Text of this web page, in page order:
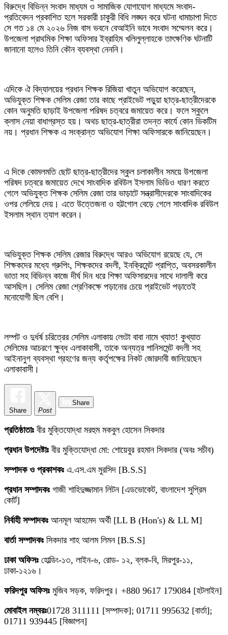
বিরুদ্ধে বিভিন্ন সংবাদ মাধ্যম ও সামাজিক যোগাযোগ মাধ্যমে সংবাদ-
প্রতিবেদন প্রকাশিত হলে সরকারী চাকুরী বিধি লঙ্ঘন করে ঘটনা ধামাচাপা দিতে
সে গত ১৪ মে ২০২৬ নিজ বাস ভবনে বেআইনি ভাবে সংবাদ সম্মেলন করে।
উপজেলা প্রাথমিক শিক্ষা অফিসার ইব্রাহিম খলিলুল্লাহকে তাৎক্ষণিক ঘটনাটি
জানানো হলেও তিনি কৌন ব্যবস্থা নেননি।
এদিকে ঐ বিদ্যালয়ের প্রধান শিক্ষক রিজিয়া খাতুন অভিযোগ করেছেন,
অভিযুক্ত শিক্ষক সেলিম রেজা তার কাছে প্রাইভেট পড়ুয়া ছাত্র-ছাত্রীদেরকে
কোন অনুমতি ছাড়াই উপজেলা পরিষদ চত্বরে জমায়েত করে। ফলে স্কুলে
ক্লাস নেয়া বাধাগ্রস্ত হয়। অথচ ছাত্র-ছাত্রীরা তদন্ত কার্যে কোন ভিকটিম
নয়। প্রধান শিক্ষক এ সংক্রান্ত অভিযোগ শিক্ষা অফিসারকে জানিয়েছেন।
এ দিকে কোমলমতি ছোট ছাত্র-ছাত্রীদের স্কুল চলাকালীন সময়ে উপজেলা
পরিষদ চত্বরে জমায়েত দেখে সাংবাদিক রবিউল ইসলাম ভিডিও ধারণ করতে
গেলে অভিযুক্ত শিক্ষক সেলিম রেজা তার ভাড়াটে সন্ত্রাসীদেরকে সাংবাদিকের
ওপর লেলিয়ে দেয়। এতে উত্তেজনা ও হট্টগোল বেড়ে গেলে সাংবাদিক রবিউল
ইসলাম স্থান ত্যাগ করেন।
অভিযুক্ত শিক্ষক সেলিম রেজার বিরুদ্ধে আরও অভিযোগ রয়েছে যে, সে
শিক্ষকদের মধ্যে গ্রুপিং, শিক্ষকদের বদলী, ইনক্রিমেন্ট প্রাপ্তি, অবসরকালীন
ভাতা সহ বিভিন্ন কাজে দীর্ঘ দিন ধরে শিক্ষা অফিসারদের সাথে দালালী করে
আসছিল। সেলিম রেজা শ্রেণিকক্ষে পড়ানোর চেয়ে প্রাইভেট পড়াতেই
মনোযোগী ছিল বেশি।
লম্পট ও দুর্ধর্ষ চরিত্রের সেলিম এলাকায় লেংটা বাবা নামে খ্যাত! কুখ্যাত
সেলিমের আচরণে ক্ষুব্ধ এলাকাবাসী, তাকে অন্যত্র পানিসমেন্ট বদলী সহ
আইনানুগ ব্যবস্থা গ্রহণের জন্য কর্তৃপক্ষের নিকট জোরদাবী জানিয়েছেন
এলাকাবাসী।
Share Post
Share
প্রতিষ্ঠাতাঃ বীর মুক্তিযোদ্ধা মরহুম মকবুল হোসেন সিকদার
প্রধান উপদেষ্টাঃ বীর মুক্তিযোদ্ধা মো: শোয়েবুর রহমান সিকদার (অবঃ সচীব)
সম্পাদক ও প্রকাশকঃ এ.এস.এম মুরসিদ [B.S.S]
প্রধান সম্পাদকঃ গাজী শাহিদুজ্জামান লিটন [এডভোকেট, বাংলাদেশ সুপ্রিম
কোর্ট]
নির্বাহী সম্পাদকঃ আনমূল আহমেদ অর্থী [LL B (Hon's) & LL M]
বার্তা সম্পাদকঃ সিকদার শাহ আলম লিমন [B.S.S]
ঢাকা অফিসঃ হোল্ডিং-১৩, লাইন-৬, রোড- ১২, ব্লক-বি, মিরপুর-১১,
ঢাকা-১২১৬।
ফরিদপুর অফিসঃ মুজিব সড়ক, ফরিদপুর। +880 9617 179084 [হটলাইন]
মোবাইল নম্বরঃ01728 311111 [সম্পাদক]; 01711 995632 [বার্তা];
01711 939445 [বিজ্ঞাপন]